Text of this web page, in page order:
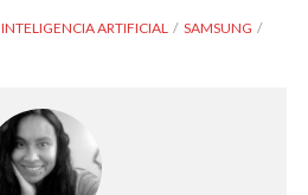
INTELIGENCIA ARTIFICIAL
SAMSUNG